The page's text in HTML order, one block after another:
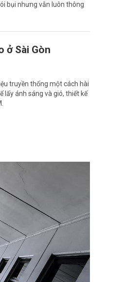
bụi nhưng vẫn luôn thông
ở Sài Gòn
truyền thống một cách hài
lấy ánh sáng và gió, thiết kế